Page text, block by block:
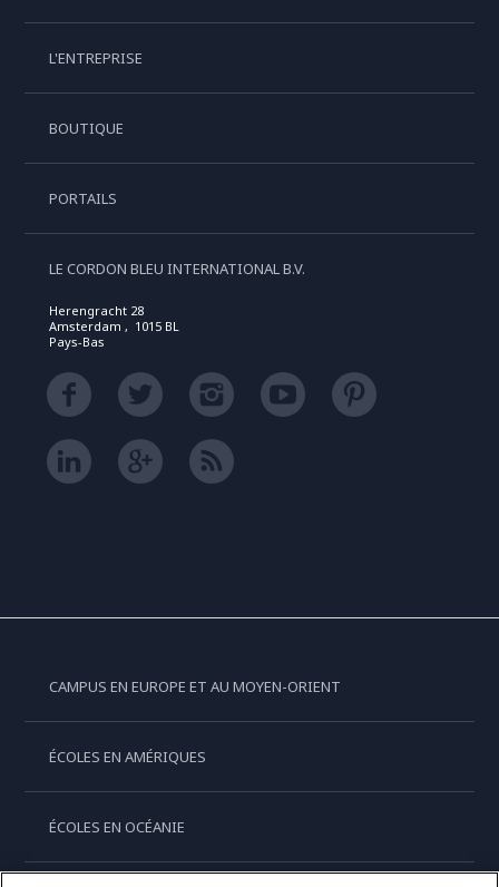
L'ENTREPRISE
BOUTIQUE
PORTAILS
LE CORDON BLEU INTERNATIONAL B.V.
Herengracht 28
Amsterdam , 1015 BL
Pays-Bas
CAMPUS EN EUROPE ET AU MOYEN-ORIENT
ÉCOLES EN AMÉRIQUES
ÉCOLES EN OCÉANIE